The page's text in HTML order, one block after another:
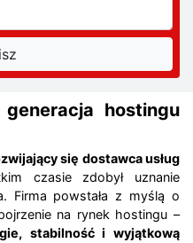
hostingu
się dostawca usług
czasie zdobył uznanie
Firma powstała z myślą o
na rynek hostingu –
stabilność i wyjątkową